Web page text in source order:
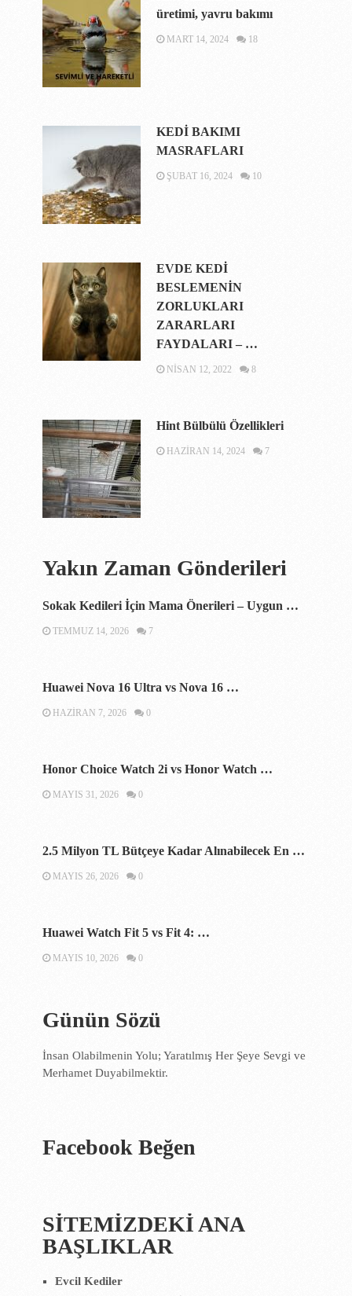
üretimi, yavru bakımı
MART 14, 2024 18
KEDİ BAKIMI
MASRAFLARI
ŞUBAT 16, 2024 10
EVDE KEDİ
BESLEMENİN
ZORLUKLARI
ZARARLARI
FAYDALARI – …
NISAN 12, 2022 8
Hint Bülbülü Özellikleri
HAZIRAN 14, 2024 7
Yakın Zaman Gönderileri
Sokak Kedileri İçin Mama Önerileri – Uygun …
TEMMUZ 14, 2026 7
Huawei Nova 16 Ultra vs Nova 16 …
HAZIRAN 7, 2026 0
Honor Choice Watch 2i vs Honor Watch …
MAYIS 31, 2026 0
2.5 Milyon TL Bütçeye Kadar Alınabilecek En …
MAYIS 26, 2026 0
Huawei Watch Fit 5 vs Fit 4: …
MAYIS 10, 2026 0
Günün Sözü
İnsan Olabilmenin Yolu; Yaratılmış Her Şeye Sevgi ve
Merhamet Duyabilmektir.
Facebook Beğen
SİTEMİZDEKİ ANA
BAŞLIKLAR
Evcil Kediler